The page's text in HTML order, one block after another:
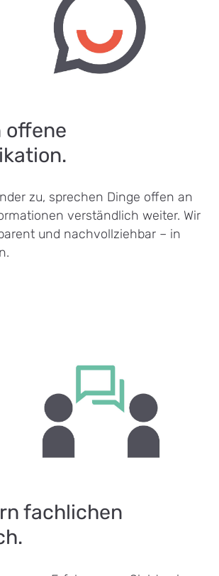
offene
zu, sprechen Dinge offen an
verständlich weiter. Wir
und nachvollziehbar – in
fachlichen